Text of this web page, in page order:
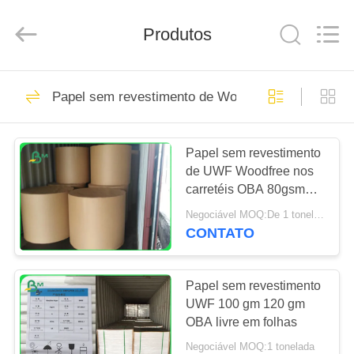
CASA
PRODUTOS
SOBRE
NÓS
EXCURSÃO
DA
FÁBRICA
LTD..
papel de
embalagem branco
760
rolo marrom do
papel de
702
Produtos
Papel sem revestimento de Woodfree
Papel sem revestimento
de UWF Woodfree nos
carretéis OBA 80gsm
livre 100gsm 120gsm
Negociável MOQ:De 1 toneladas para o tamanho comum & as 10 toneladas para o tamanho especial
CONTATO
Papel sem revestimento
UWF 100 gm 120 gm
OBA livre em folhas
Negociável MOQ:1 tonelada